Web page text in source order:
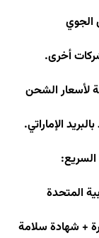
أخرى.
لأسعار الشحن
الإماراتي.
:
المتحدة
+ شهادة سلامة